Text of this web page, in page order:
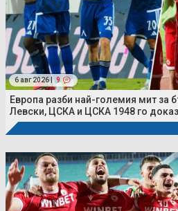
6 авг 2026 | 9
Европа разби най-големия мит за
Левски, ЦСКА и ЦСКА 1948 го